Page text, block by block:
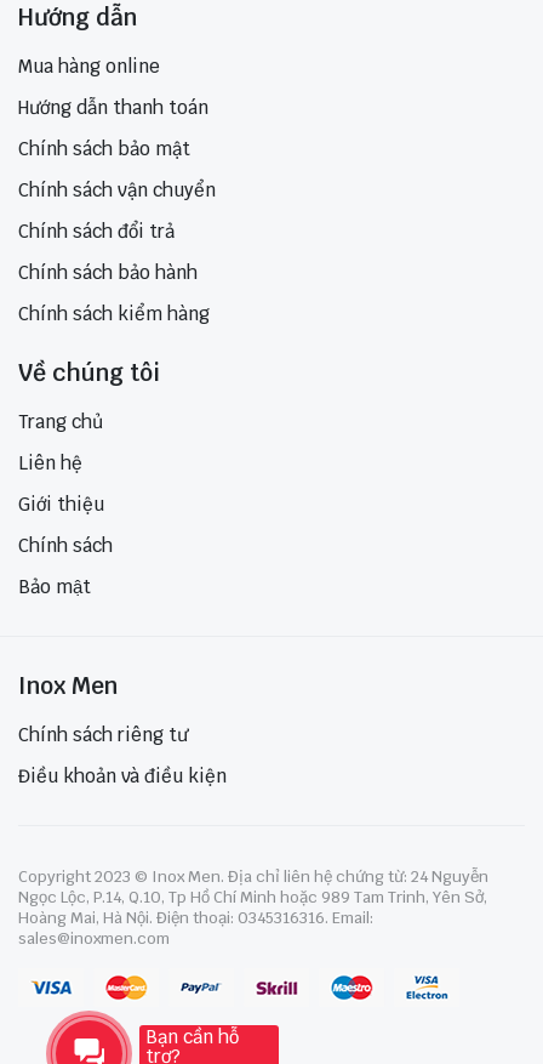
Hướng dẫn
Mua hàng online
Hướng dẫn thanh toán
Chính sách bảo mật
Chính sách vận chuyển
Chính sách đổi trả
Chính sách bảo hành
Chính sách kiểm hàng
Về chúng tôi
Trang chủ
Liên hệ
Giới thiệu
Chính sách
Bảo mật
Inox Men
Chính sách riêng tư
Điều khoản và điều kiện
Copyright 2023 © Inox Men. Địa chỉ liên hệ chứng từ: 24 Nguyễn
Ngọc Lộc, P.14, Q.10, Tp Hồ Chí Minh hoặc 989 Tam Trinh, Yên Sở,
Hoàng Mai, Hà Nội. Điện thoại: 0345316316. Email:
sales@inoxmen.com
Bạn cần hỗ
trợ?